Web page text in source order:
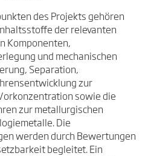
des Projekts gehören
der relevanten
Komponenten,
und mechanischen
Separation,
zur
sowie die
zur metallurgischen
Die
werden durch Bewertungen
begleitet. Ein